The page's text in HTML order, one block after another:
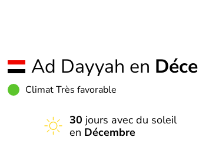
Ad Dayyah en
Climat Très favorable
30 jours avec du soleil
en Décembre